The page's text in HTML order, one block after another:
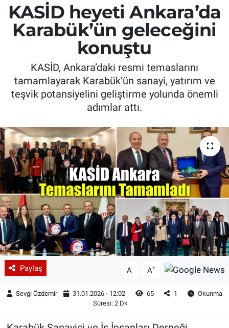
KASİD heyeti Ankara’da
Karabük’ün geleceğini
konuştu
KASİD, Ankara’daki resmi temaslarını
tamamlayarak Karabük’ün sanayi, yatırım ve
teşvik potansiyelini geliştirme yolunda önemli
adımlar attı.
Paylaş A- A+
Sevgi Özdemir 31.01.2026 - 12:02 65 1
Okunma
Süresi: 2 Dk